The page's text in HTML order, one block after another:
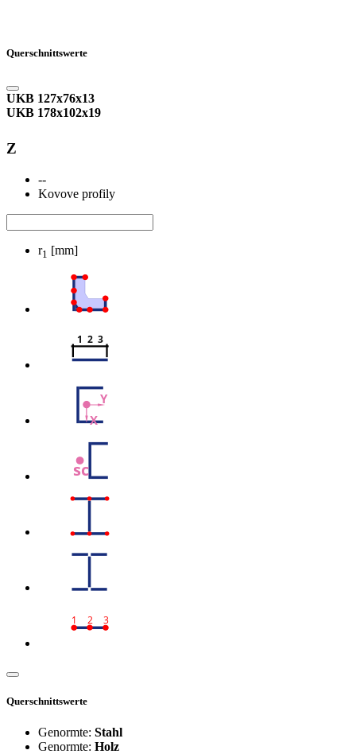
Querschnittswerte
UKB 127x76x13
UKB 178x102x19
Z
--
Kovove profily
r1 [mm]
1  2  3
Y
X
sc
1 2 3
Querschnittswerte
Genormte: Stahl
Genormte: Holz